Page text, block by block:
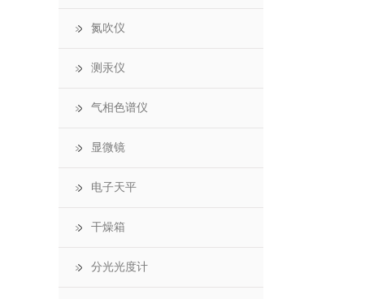
氮吹仪
测汞仪
气相色谱仪
显微镜
电子天平
干燥箱
分光光度计